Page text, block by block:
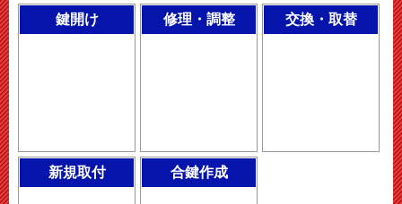
鍵開け 修理・調整 交換・取替
新規取付 合鍵作成